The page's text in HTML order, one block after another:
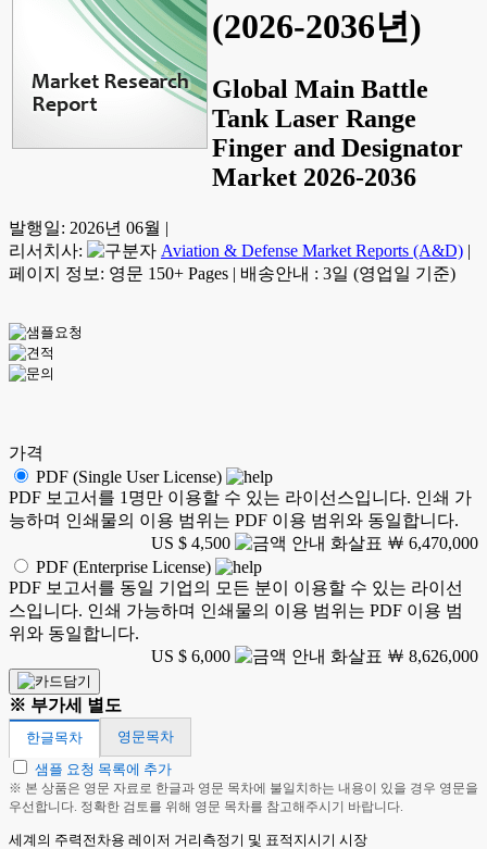
(2026-2036년)
Global Main Battle
Tank Laser Range
Finger and Designator
Market 2026-2036
발행일: 2026년 06월 |
리서치사:
Aviation & Defense Market Reports (A&D) |
페이지 정보: 영문 150+ Pages | 배송안내 : 3일 (영업일 기준)
가격
PDF (Single User License)
PDF 보고서를 1명만 이용할 수 있는 라이선스입니다. 인쇄 가
능하며 인쇄물의 이용 범위는 PDF 이용 범위와 동일합니다.
US $ 4,500
￦ 6,470,000
PDF (Enterprise License)
PDF 보고서를 동일 기업의 모든 분이 이용할 수 있는 라이선
스입니다. 인쇄 가능하며 인쇄물의 이용 범위는 PDF 이용 범
위와 동일합니다.
US $ 6,000
￦ 8,626,000
※ 부가세 별도
한글목차
영문목차
샘플 요청 목록에 추가
※ 본 상품은 영문 자료로 한글과 영문 목차에 불일치하는 내용이 있을 경우 영문을
우선합니다. 정확한 검토를 위해 영문 목차를 참고해주시기 바랍니다.
세계의 주력전차용 레이저 거리측정기 및 표적지시기 시장